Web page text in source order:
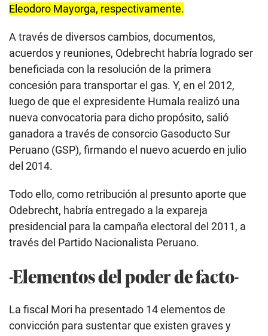
beneficiada con la resolución de la primera
luego de que el expresidente Humala realizó una
nueva convocatoria para dicho propósito, salió
ganadora a través de consorcio Gasoducto Sur
Peruano (GSP), firmando el nuevo acuerdo en julio
del 2014.
Todo ello, como retribución al presunto aporte que
Odebrecht, habría entregado a la expareja
presidencial para la campaña electoral del 2011, a
-Elementos del poder de facto-
La fiscal Mori ha presentado 14 elementos de
fundadas sospechas de la comisión del delito de
elementos para el delito decolusión gravada,
imputados contra Nadine Heredia Alarcón.